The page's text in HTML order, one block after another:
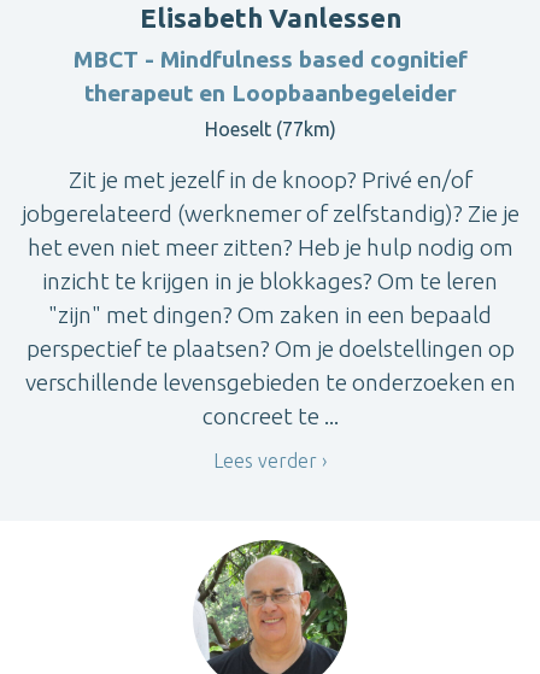
Elisabeth Vanlessen
MBCT - Mindfulness based cognitief
therapeut en Loopbaanbegeleider
Hoeselt (77km)
Zit je met jezelf in de knoop? Privé en/of
jobgerelateerd (werknemer of zelfstandig)? Zie je
het even niet meer zitten? Heb je hulp nodig om
inzicht te krijgen in je blokkages? Om te leren
"zijn" met dingen? Om zaken in een bepaald
perspectief te plaatsen? Om je doelstellingen op
verschillende levensgebieden te onderzoeken en
concreet te ...
Lees verder